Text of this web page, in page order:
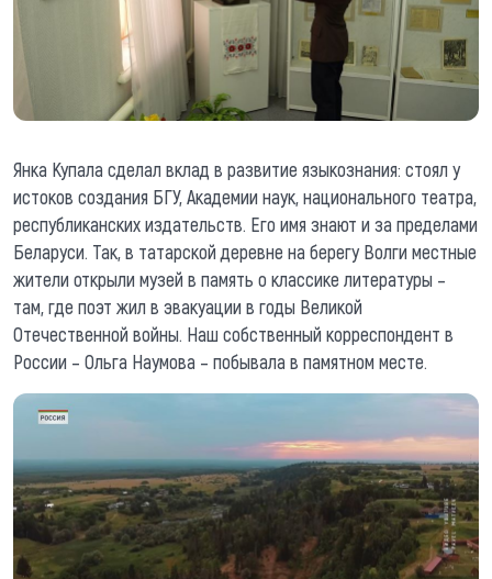
Янка Купала сделал вклад в развитие языкознания: стоял у
истоков создания БГУ, Академии наук, национального театра,
республиканских издательств. Его имя знают и за пределами
Беларуси. Так, в татарской деревне на берегу Волги местные
жители открыли музей в память о классике литературы –
там, где поэт жил в эвакуации в годы Великой
Отечественной войны. Наш собственный корреспондент в
России – Ольга Наумова – побывала в памятном месте.